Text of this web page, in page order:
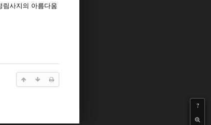
?
림사지의 아름다움